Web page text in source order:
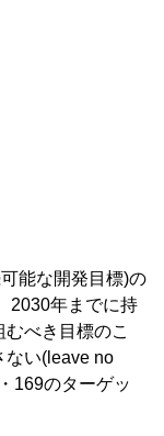
能な開発目標)の
2030年までに持
べき目標のこ
ない(leave no
169のターゲッ